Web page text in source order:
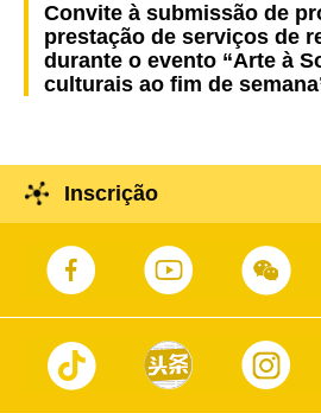
Convite à submissão de
prestação de serviços de
durante o evento “Arte à
culturais ao fim de
Inscrição